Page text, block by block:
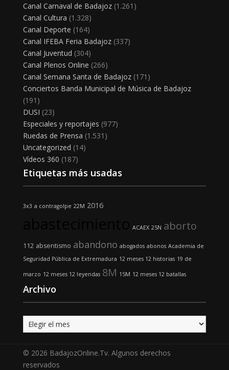
Canal Carnaval de Badajoz(1.261)
Canal Cultura (1.328)
Canal Deporte (164)
Canal IFEBA Feria Badajoz(337)
Canal Juventud (304)
Canal Plenos Online (266)
Canal Semana Santa de Badajoz(171)
Conciertos Banda Municipal de Música de Badajoz
(191)
DUSI (23)
Especiales y reportajes (977)
Ruedas de Prensa (1.531)
Uncategorized (14)
Vídeos 360 (187)
Etiquetas más usadas
3x3 a contragolpe 22M 2016
ACAEX 25N aborto
112 absentismo abandono abogados abonos Academia de
Seguridad Pública de Extremadura 12 meses 12 historias 19 de
marzo 12 meses 12 leyendas 8M 15M 12 meses 12 batallas
Archivo
Archivo
© 2026 BadajozOnline.Tv. Algunos derechos
reservados